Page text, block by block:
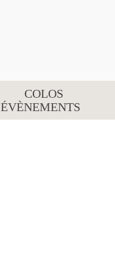
COLOS
ÉVÈNEMENTS